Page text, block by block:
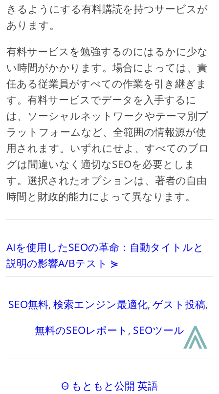
きるようにする有料購読を持つサービスが
あります。
有料サービスを勉強するのにはるかに少な
い時間がかかります。場合によっては、責
任ある従業員がすべての作業を引き継ぎま
す。有料サービスでデータを入手するに
は、ソーシャルネットワークやテーマ別プ
ラットフォームなど、全範囲の情報源が使
用されます。いずれにせよ、すべてのブロ
グは間違いなく適切なSEOを必要としま
す。選択されたオプションは、著者の自由
時間と財政的能力によって異なります。
AIを使用したSEOの革命：自動タイトルと
説明の影響A/Bテスト ⋟
SEO無料,検索エンジン最適化,ゲスト投稿,
無料のSEOレポート , SEOツール
Θ もともと公開 英語
⩓